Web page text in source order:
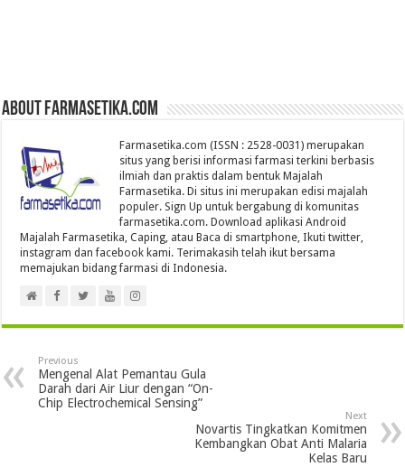
About farmasetika.com
Farmasetika.com (ISSN : 2528-0031) merupakan
situs yang berisi informasi farmasi terkini berbasis
ilmiah dan praktis dalam bentuk Majalah
Farmasetika. Di situs ini merupakan edisi majalah
populer. Sign Up untuk bergabung di komunitas
farmasetika.com. Download aplikasi Android
Majalah Farmasetika, Caping, atau Baca di smartphone, Ikuti twitter,
instagram dan facebook kami. Terimakasih telah ikut bersama
memajukan bidang farmasi di Indonesia.
Previous
Mengenal Alat Pemantau Gula
Darah dari Air Liur dengan “On-
Chip Electrochemical Sensing”
Next
Novartis Tingkatkan Komitmen
Kembangkan Obat Anti Malaria
Kelas Baru